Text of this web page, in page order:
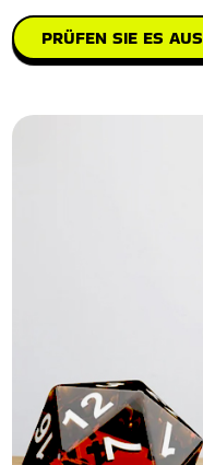
PRÜFEN SIE ES AUS